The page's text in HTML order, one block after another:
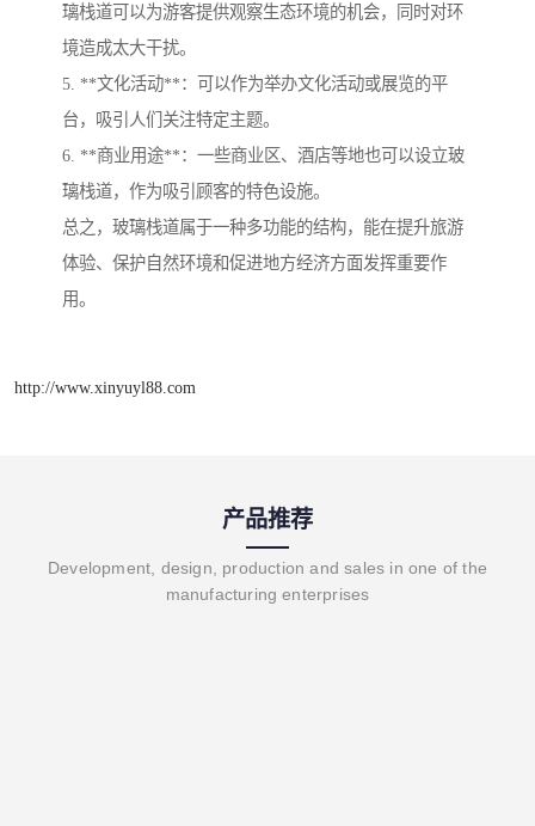
璃栈道可以为游客提供观察生态环境的机会，同时对环
境造成太大干扰。
5. **文化活动**：可以作为举办文化活动或展览的平
台，吸引人们关注特定主题。
6. **商业用途**：一些商业区、酒店等地也可以设立玻
璃栈道，作为吸引顾客的特色设施。
总之，玻璃栈道属于一种多功能的结构，能在提升旅游
体验、保护自然环境和促进地方经济方面发挥重要作
用。
http://www.xinyuyl88.com
产品推荐
Development, design, production and sales in one of the
manufacturing enterprises